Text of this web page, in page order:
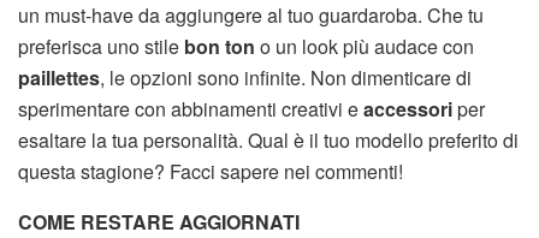
un must-have da aggiungere al tuo guardaroba. Che tu
preferisca uno stile bon ton o un look più audace con
paillettes, le opzioni sono infinite. Non dimenticare di
sperimentare con abbinamenti creativi eaccessoriper
esaltare la tua personalità. Qual è il tuo modello preferito di
questa stagione? Facci sapere nei commenti!
COME RESTARE AGGIORNATI